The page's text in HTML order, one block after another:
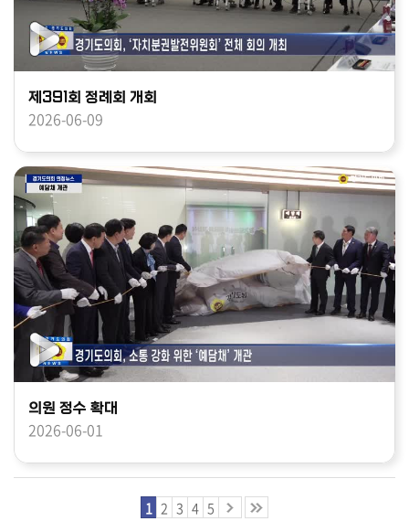
제391회 정례회 개회
2026-06-09
의원 정수 확대
2026-06-01
1 2 3 4 5